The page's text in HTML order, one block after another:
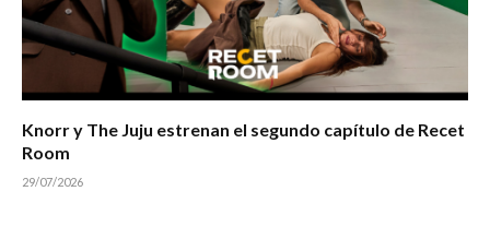
Knorr y The Juju estrenan el segundo capítulo de Recet
Room
29/07/2026